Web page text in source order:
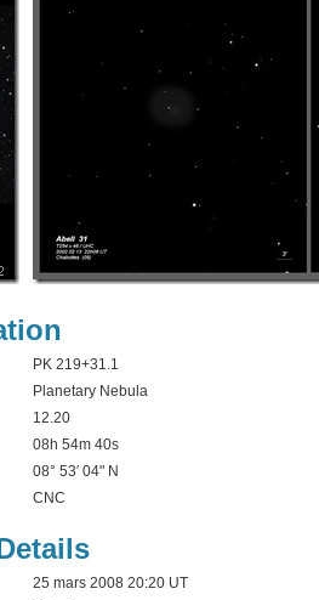
PK 219+31.1
Planetary Nebula
12.20
08h 54m 40s
08° 53′ 04" N
CNC
25 mars 2008 20:20 UT